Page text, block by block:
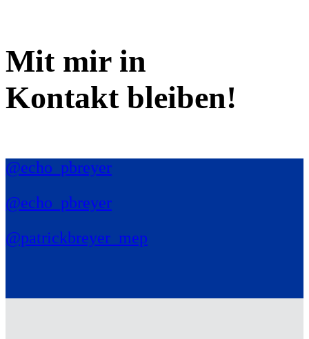
Mit mir in
Kontakt bleiben!
@echo_pbreyer
@echo_pbreyer
@patrickbreyer_mep